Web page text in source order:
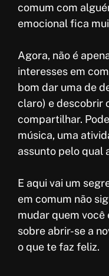
comum com
emocional fica
Agora, não é
interesses em
bom dar uma de
claro) e descobrir
compartilhar.
música, uma
assunto pelo qual
E aqui vai um
em comum não
mudar quem você
sobre abrir-se a
o que te faz feliz.